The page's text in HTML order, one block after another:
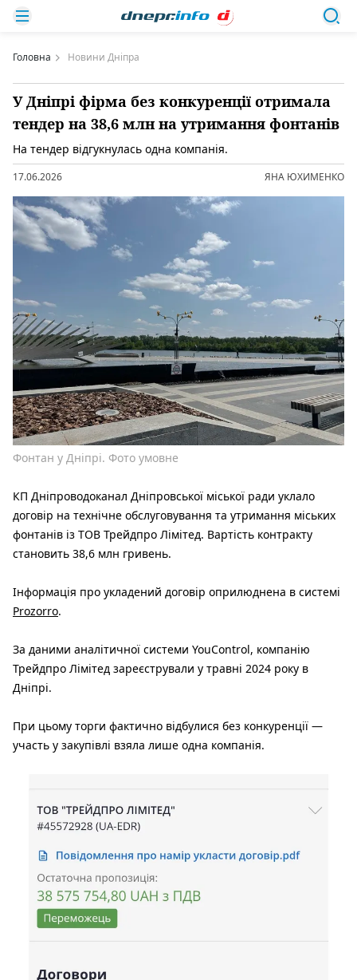
Головна Новини Дніпра
У Дніпрі фірма без конкуренції отримала
тендер на 38,6 млн на утримання фонтанів
На тендер відгукнулась одна компанія.
17.06.2026 ЯНА ЮХИМЕНКО
Фонтан у Дніпрі. Фото умовне
КП Дніпроводоканал Дніпровської міської ради уклало
договір на технічне обслуговування та утримання міських
фонтанів із ТОВ Трейдпро Лімітед. Вартість контракту
становить 38,6 млн гривень.
Інформація про укладений договір оприлюднена в системі
Prozorro.
За даними аналітичної системи YouControl, компанію
Трейдпро Лімітед зареєстрували у травні 2024 року в
Дніпрі.
При цьому торги фактично відбулися без конкуренції —
участь у закупівлі взяла лише одна компанія.